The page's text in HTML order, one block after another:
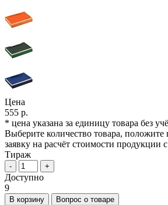
Цена
555 р.
* цена указана за единицу товара без
Выберите количество товара, положите
заявку на расчёт стоимости продукции
Тираж
- +
Доступно
9
В корзину Вопрос о товаре